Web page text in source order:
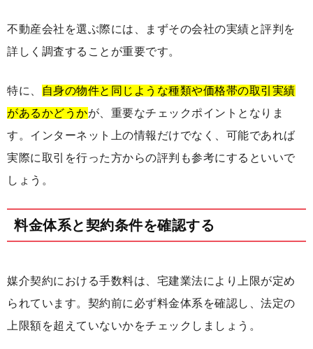
不動産会社を選ぶ際には、まずその会社の実績と評判を
詳しく調査することが重要です。
特に、
自身の物件と同じような種類や価格帯の取引実績
があるかどうかが、重要なチェックポイントとなりま
す。インターネット上の情報だけでなく、可能であれば
実際に取引を行った方からの評判も参考にするといいで
しょう。
料金体系と契約条件を確認する
媒介契約における手数料は、宅建業法により上限が定め
られています。契約前に必ず料金体系を確認し、法定の
上限額を超えていないかをチェックしましょう。